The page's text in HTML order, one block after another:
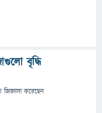
বৃদ্ধি
জিজ্ঞাসাকরেছেন